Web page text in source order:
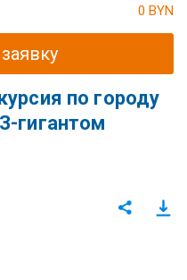
0 BYN
по городу
гигантом